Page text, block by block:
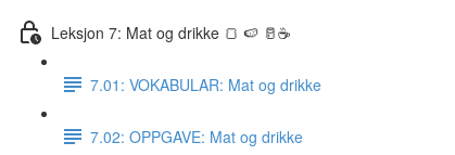
Leksjon 7: Mat og drikke 🍞 🍉 🥛☕️
7.01: VOKABULAR: Mat og drikke
7.02: OPPGAVE: Mat og drikke